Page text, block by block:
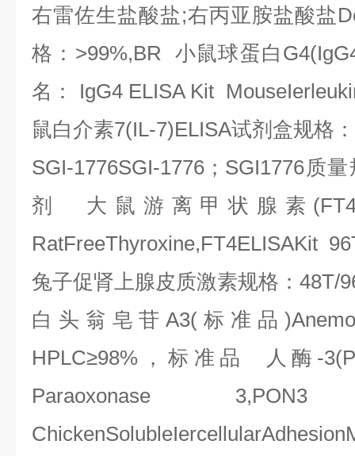
右雷佐生盐酸盐;右丙亚胺盐酸盐
格： >99%,BR 小鼠球蛋白
名：
IgG4 ELISA Kit
鼠白介素7(IL-7)ELISA试剂盒规格：
SGI-1776SGI-1776 ； SGI1776质
剂
大鼠游离甲状腺素
RatFreeThyroxine,FT4ELISAKit
兔子促肾上腺皮质激素规格： 48T/
白头翁皂苷A3( 标准品
HPLC≥98% ，标准品 人酶 -
Paraoxonase